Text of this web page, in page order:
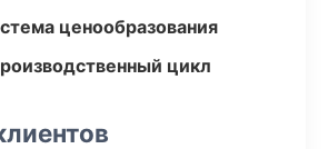
ценообразования
цикл